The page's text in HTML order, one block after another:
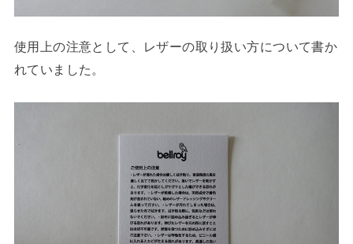
使用上の注意として、レザーの取り扱い方について書か
れていました。